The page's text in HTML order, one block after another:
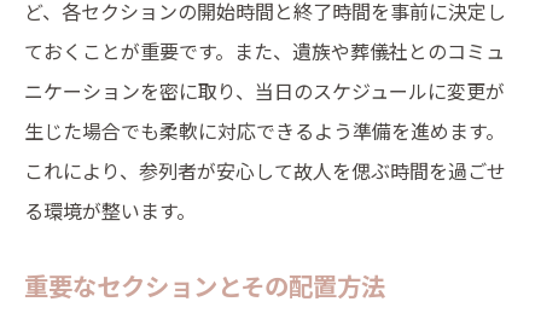
ど、各セクションの開始時間と終了時間を事前に決定し
ておくことが重要です。また、遺族や葬儀社とのコミュ
ニケーションを密に取り、当日のスケジュールに変更が
生じた場合でも柔軟に対応できるよう準備を進めます。
これにより、参列者が安心して故人を偲ぶ時間を過ごせ
る環境が整います。
重要なセクションとその配置方法